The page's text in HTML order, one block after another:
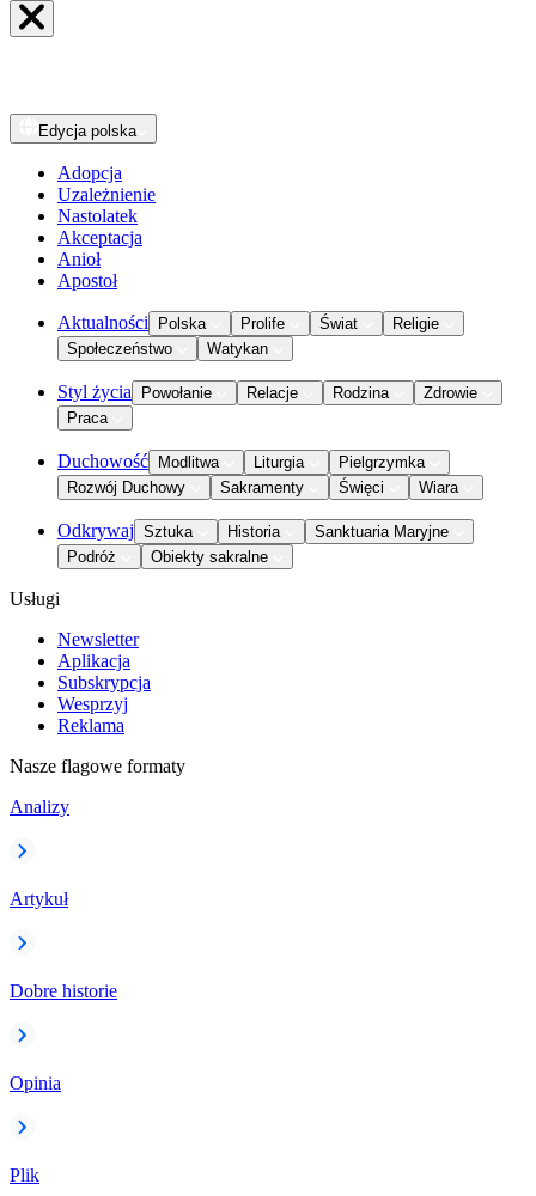
Edycja polska
Adopcja
Uzależnienie
Nastolatek
Akceptacja
Anioł
Apostoł
Aktualności Polska Prolife Świat
Religie
Społeczeństwo
Watykan
Styl życia Powołanie Relacje Rodzina
Zdrowie
Praca
Duchowość Modlitwa Liturgia
Pielgrzymka
Rozwój Duchowy
Sakramenty Święci Wiara
Odkrywaj Sztuka Historia
Sanktuaria Maryjne
Podróż
Obiekty sakralne
Usługi
Newsletter
Aplikacja
Subskrypcja
Wesprzyj
Reklama
Nasze flagowe formaty
Analizy
Artykuł
Dobre historie
Opinia
Plik